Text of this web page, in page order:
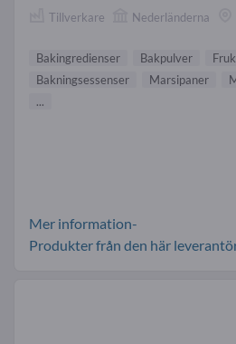
Tillverkare Nederländerna
Bakingredienser Bakpulver
Bakningsessenser
Marsipaner
...
Mer information-
Produkter från den här